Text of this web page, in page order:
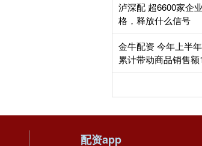
泸深配 超6600家企
格，释放什么信号
金牛配资 今年上半
累计带动商品销售
配资app